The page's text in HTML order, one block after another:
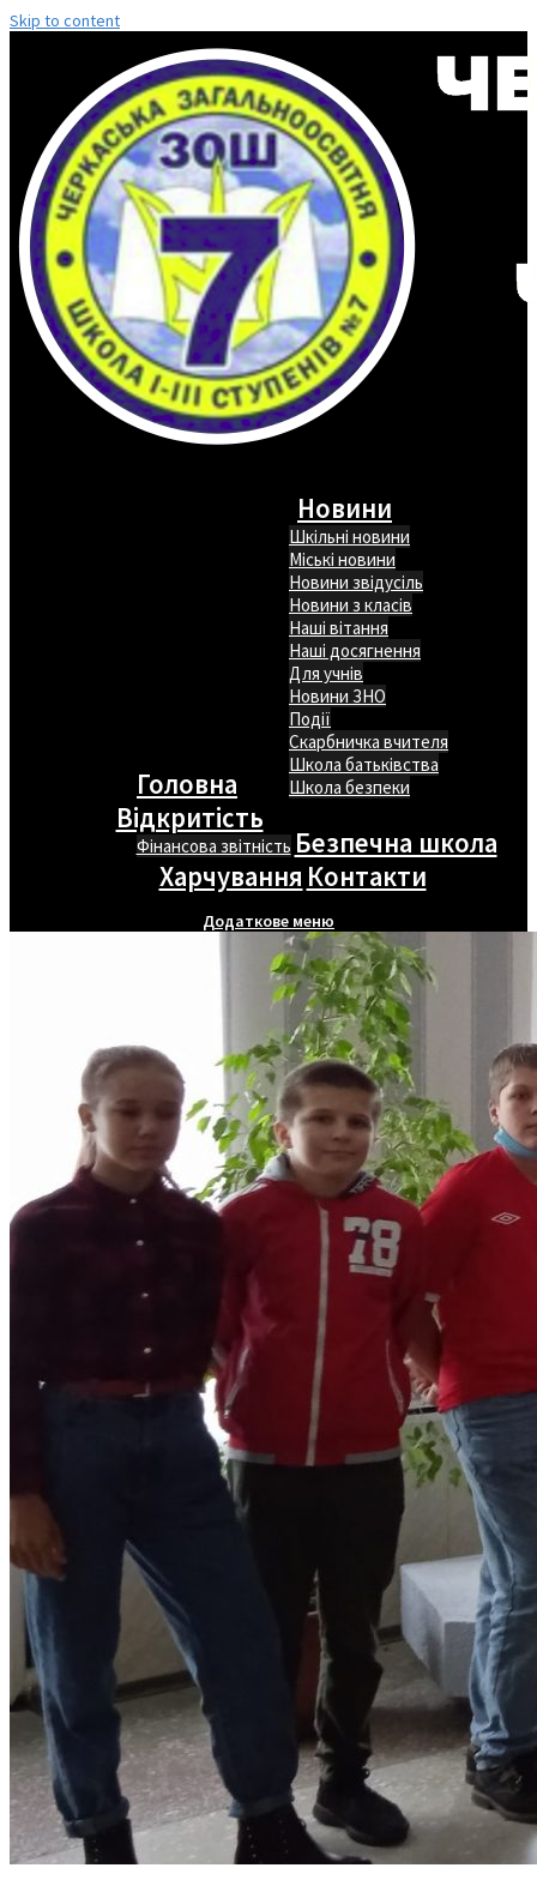
Skip to content
Головна
Новини
Шкільні новини
Міські новини
Новини звідусіль
Новини з класів
Наші вітання
Наші досягнення
Для учнів
Новини ЗНО
Події
Скарбничка вчителя
Школа батьківства
Школа безпеки
Відкритість
Фінансова звітність Безпечна школа
Харчування Контакти
Додаткове меню